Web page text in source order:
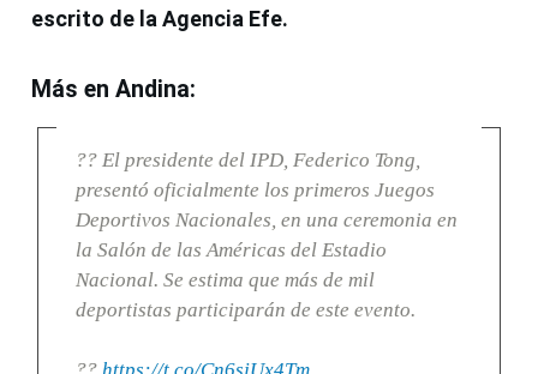
escrito de la Agencia Efe.
Más en Andina:
?? El presidente del IPD, Federico Tong,
presentó oficialmente los primeros Juegos
Deportivos Nacionales, en una ceremonia en
la Salón de las Américas del Estadio
Nacional. Se estima que más de mil
deportistas participarán de este evento.